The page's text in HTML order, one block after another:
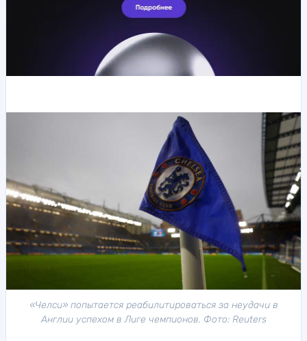
«Челси» попытается реабилитироваться за неудачи в
Англии успехом в Лиге чемпионов. Фото: Reuters